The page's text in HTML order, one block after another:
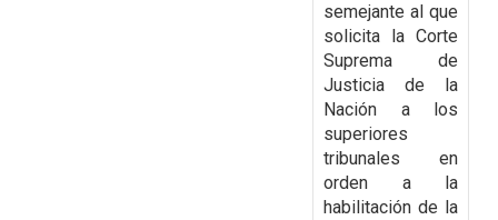
semejante al que
solicita la Corte
Suprema de
Justicia de la
Nación a los
superiores
tribunales en
orden a la
habilitación de la